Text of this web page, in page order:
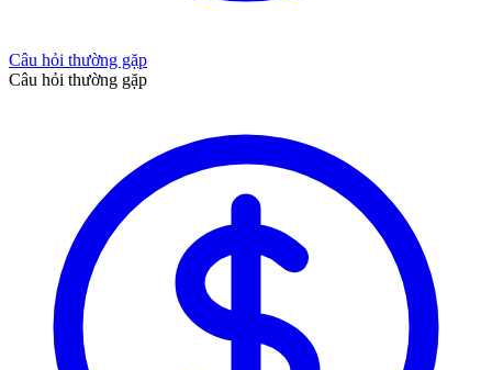
Câu hỏi thường gặp
Câu hỏi thường gặp